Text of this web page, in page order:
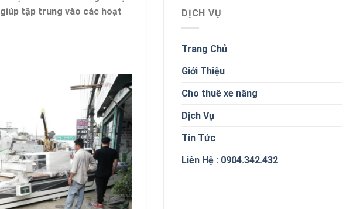
tập trung vào các hoạt
DỊCH VỤ
Trang Chủ
Giới Thiệu
Cho thuê xe nâng
Dịch Vụ
Tin Tức
Liên Hệ : 0904.342.432